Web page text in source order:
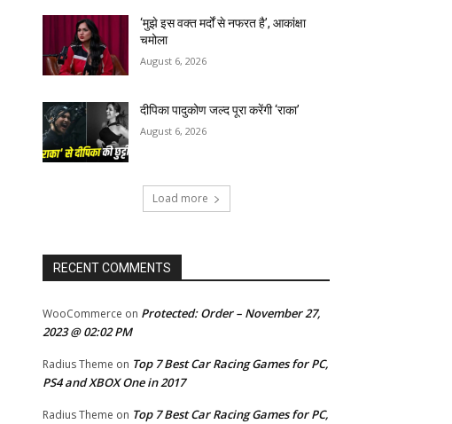
‘मुझे इस वक्त मर्दों से नफरत है’, आकांक्षा
चमोला
August 6, 2026
दीपिका पादुकोण जल्द पूरा करेंगी ‘राका’
August 6, 2026
Load more
RECENT COMMENTS
WooCommerce on Protected: Order – November 27,
2023 @ 02:02 PM
Radius Theme on Top 7 Best Car Racing Games for PC,
PS4 and XBOX One in 2017
Radius Theme on Top 7 Best Car Racing Games for PC,